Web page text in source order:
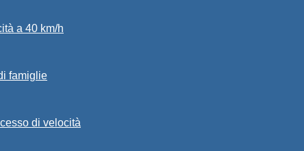
a 40 km/h
famiglie
di velocità